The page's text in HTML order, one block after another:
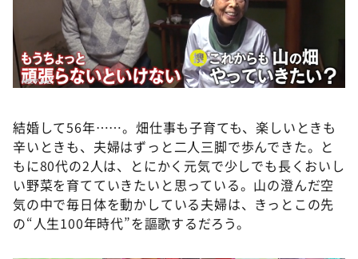
結婚して56年……。畑仕事も子育ても、楽しいときも
辛いときも、夫婦はずっと二人三脚で歩んできた。と
もに80代の2人は、とにかく元気で少しでも長くおいし
い野菜を育てていきたいと思っている。山の澄んだ空
気の中で毎日体を動かしている夫婦は、きっとこの先
の“人生100年時代”を謳歌するだろう。